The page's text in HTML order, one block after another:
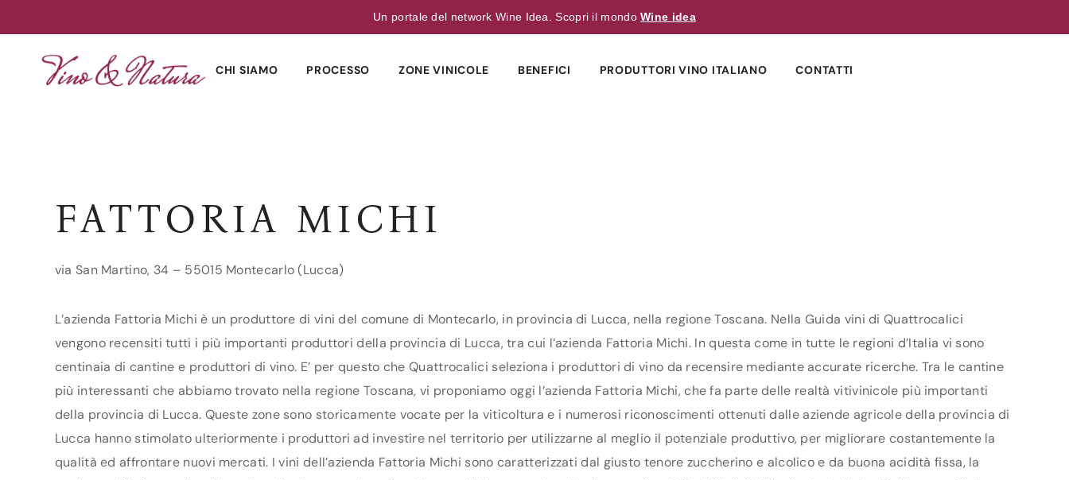
Un portale del network Wine Idea. Scopri il mondoWine idea
CHI SIAMO PROCESSO ZONE VINICOLE BENEFICI PRODUTTORI VINO ITALIANO CONTATTI
FATTORIA MICHI
via San Martino, 34 – 55015 Montecarlo (Lucca)
L’azienda Fattoria Michi è un produttore di vini del comune di Montecarlo, in provincia di Lucca, nella regione Toscana. Nella Guida vini di Quattrocalici
vengono recensiti tutti i più importanti produttori della provincia di Lucca, tra cui l’azienda Fattoria Michi. In questa come in tutte le regioni d’Italia vi sono
centinaia di cantine e produttori di vino. E’ per questo che Quattrocalici seleziona i produttori di vino da recensire mediante accurate ricerche. Tra le cantine
più interessanti che abbiamo trovato nella regione Toscana, vi proponiamo oggi l’azienda Fattoria Michi, che fa parte delle realtà vitivinicole più importanti
della provincia di Lucca. Queste zone sono storicamente vocate per la viticoltura e i numerosi riconoscimenti ottenuti dalle aziende agricole della provincia di
Lucca hanno stimolato ulteriormente i produttori ad investire nel territorio per utilizzarne al meglio il potenziale produttivo, per migliorare costantemente la
qualità ed affrontare nuovi mercati. I vini dell’azienda Fattoria Michi sono caratterizzati dal giusto tenore zuccherino e alcolico e da buona acidità fissa, la